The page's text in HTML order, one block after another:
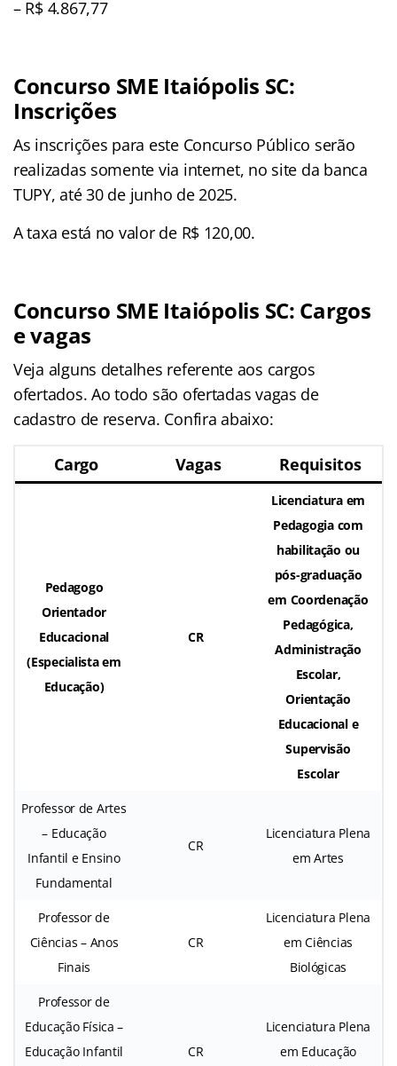
– R$ 4.867,77
Concurso SME Itaiópolis SC:
Inscrições
As inscrições para este Concurso Público serão
realizadas somente via internet, no site da banca
TUPY, até 30 de junho de 2025.
A taxa está no valor de R$ 120,00.
Concurso SME Itaiópolis SC: Cargos
e vagas
Veja alguns detalhes referente aos cargos
ofertados. Ao todo são ofertadas vagas de
cadastro de reserva. Confira abaixo:
Cargo Vagas Requisitos
Pedagogo
Orientador
Educacional
(Especialista em
Educação)
CR
Licenciatura em
Pedagogia com
habilitação ou
pós-graduação
em Coordenação
Pedagógica,
Administração
Escolar,
Orientação
Educacional e
Supervisão
Escolar
Professor de Artes
– Educação
Infantil e Ensino
Fundamental
CR
Licenciatura Plena
em Artes
Professor de
Ciências – Anos
Finais
CR
Licenciatura Plena
em Ciências
Biológicas
Professor de
Educação Física –
Educação Infantil
CR
Licenciatura Plena
em Educação